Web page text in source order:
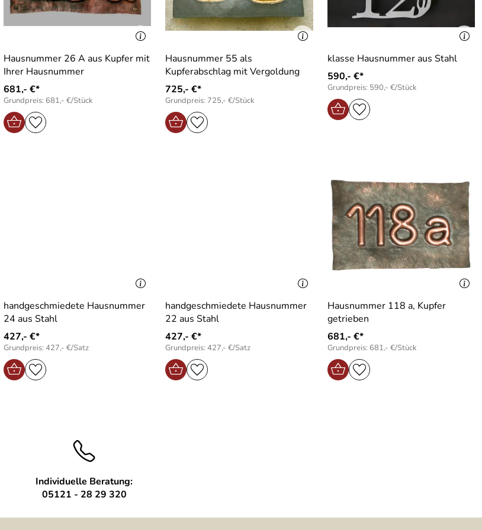
Hausnummer 26 A aus Kupfer mit
Ihrer Hausnummer
681,- €*
Grundpreis: 681,- €/Stück
Hausnummer 55 als
Kupferabschlag mit Vergoldung
725,- €*
Grundpreis: 725,- €/Stück
klasse Hausnummer aus Stahl
590,- €*
Grundpreis: 590,- €/Stück
handgeschmiedete Hausnummer
24 aus Stahl
427,- €*
Grundpreis: 427,- €/Satz
handgeschmiedete Hausnummer
22 aus Stahl
427,- €*
Grundpreis: 427,- €/Satz
Hausnummer 118 a, Kupfer
getrieben
681,- €*
Grundpreis: 681,- €/Stück
Individuelle Beratung:
05121 - 28 29 320